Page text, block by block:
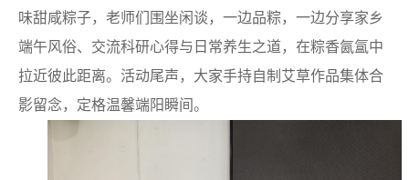
味甜咸粽子，老师们围坐闲谈，一边品粽 ，一边分享家乡
端午风俗、交流科研心得与日常养生之道，在粽香氤氲中
拉近彼此距离。活动尾声，大家手持自制艾草作品集体合
影留念，定格温馨端阳瞬间。